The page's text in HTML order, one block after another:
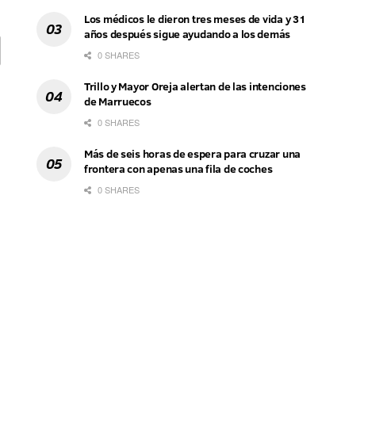
Los médicos le dieron tres meses de vida y 31
años después sigue ayudando a los demás
0 SHARES
Trillo y Mayor Oreja alertan de las intenciones
de Marruecos
0 SHARES
Más de seis horas de espera para cruzar una
frontera con apenas una fila de coches
0 SHARES